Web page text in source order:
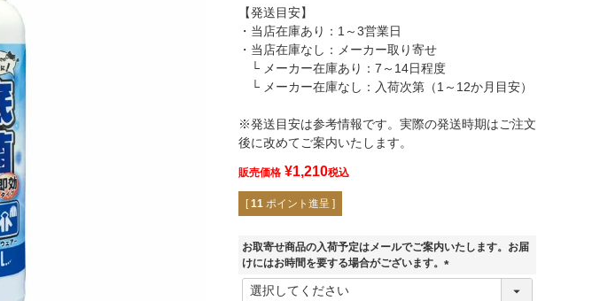
【発送目安】
・当店在庫あり：1～3営業日
・当店在庫なし：メーカー取り寄せ
└ メーカー在庫あり：7～14日程度
└ メーカー在庫なし：入荷次第（1～12か月目安）
※発送目安は参考情報です。実際の発送時期はご注文
後に改めてご案内いたします。
販売価格 ¥1,210税込
[ 11 ポイント進呈 ]
お取寄せ商品の入荷予定はメールでご案内いたします。お届
けにはお時間を要する場合がございます。
(